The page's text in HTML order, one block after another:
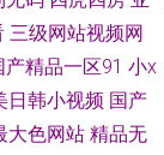
三级网站视频网
产精品一区91 小x
日韩小视频 国产
大色网站 精品无